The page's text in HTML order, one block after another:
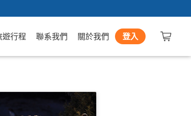
遊行程 聯系我們 關於我們 登入
小藍企鵝探尋之旅 (英文)｜